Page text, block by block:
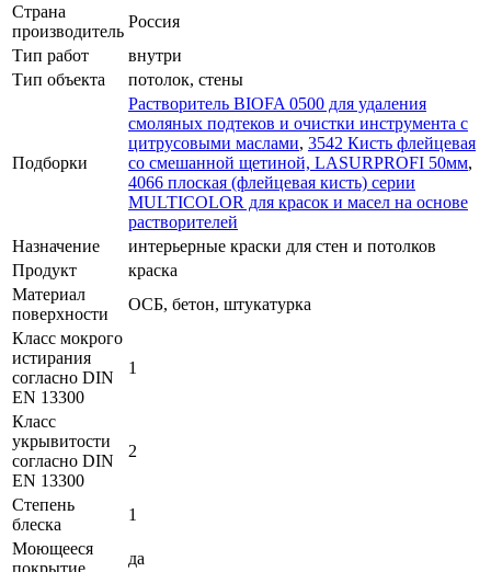
Страна
производитель
Россия
Тип работ
внутри
Тип объекта
потолок, стены
Подборки
Растворитель BIOFA 0500 для удаления
смоляных подтеков и очистки инструмента с
цитрусовыми маслами, 3542 Кисть флейцевая
со смешанной щетиной, LASURPROFI 50мм,
4066 плоская (флейцевая кисть) серии
MULTICOLOR для красок и масел на основе
растворителей
Назначение
интерьерные краски для стен и потолков
Продукт
краска
Материал
поверхности
ОСБ, бетон, штукатурка
Класс мокрого
истирания
согласно DIN
EN 13300
1
Класс
укрывитости
согласно DIN
EN 13300
2
Степень
блеска
1
Моющееся
покрытие
да